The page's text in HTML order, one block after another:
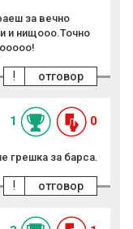
за вечно
и нищооо.Точно
отговор
!
1 0
грешка за барса.
отговор
!